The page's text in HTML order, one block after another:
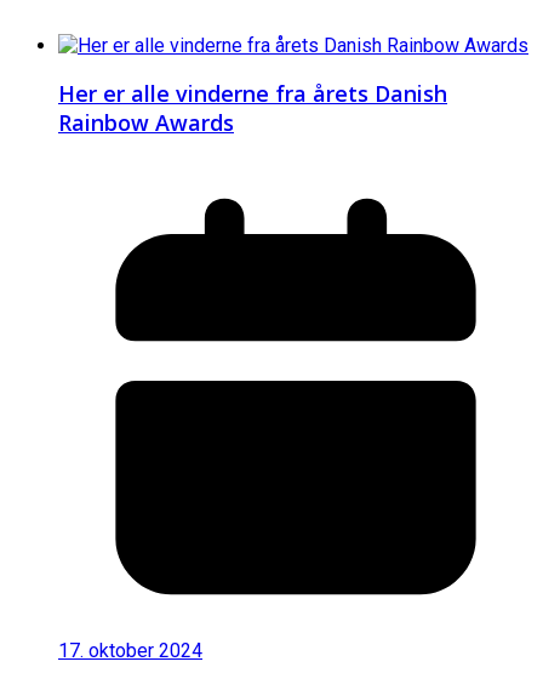
Her er alle vinderne fra årets Danish
Rainbow Awards
17. oktober 2024